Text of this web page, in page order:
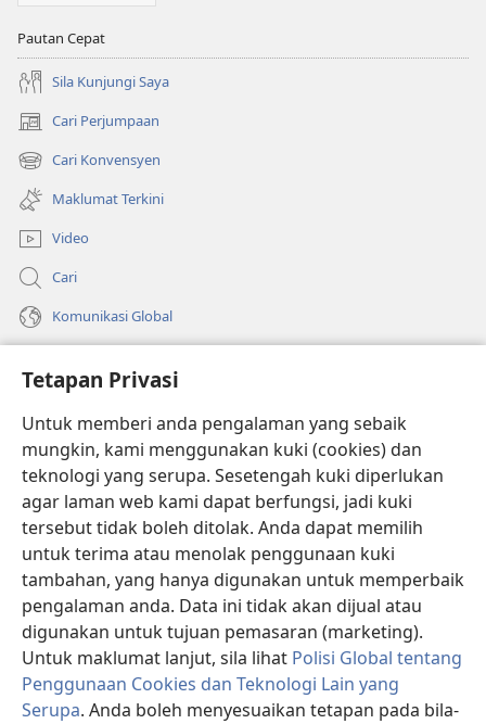
Tetapan Privasi
Untuk memberi anda pengalaman yang sebaik
mungkin, kami menggunakan kuki (cookies) dan
teknologi yang serupa. Sesetengah kuki diperlukan
agar laman web kami dapat berfungsi, jadi kuki
tersebut tidak boleh ditolak. Anda dapat memilih
untuk terima atau menolak penggunaan kuki
tambahan, yang hanya digunakan untuk memperbaik
pengalaman anda. Data ini tidak akan dijual atau
digunakan untuk tujuan pemasaran (marketing).
Untuk maklumat lanjut, sila lihat Polisi Global tentang
Penggunaan Cookies dan Teknologi Lain yang
Serupa. Anda boleh menyesuaikan tetapan pada bila-
Pautan Cepat
Sila Kunjungi Saya
Cari Perjumpaan
(membuka
tetingkap
baharu)
Cari Konvensyen
(membuka
tetingkap
baharu)
Maklumat Terkini
Video
Cari
Komunikasi Global
(membuka
tetingkap
baharu)PERPUSTAKAAN DALAM TALIAN Watchtower
(membuka
tetingkap
baharu)JW Hub
(membuka
tetingkap
baharu)
®
Watchtower Library®